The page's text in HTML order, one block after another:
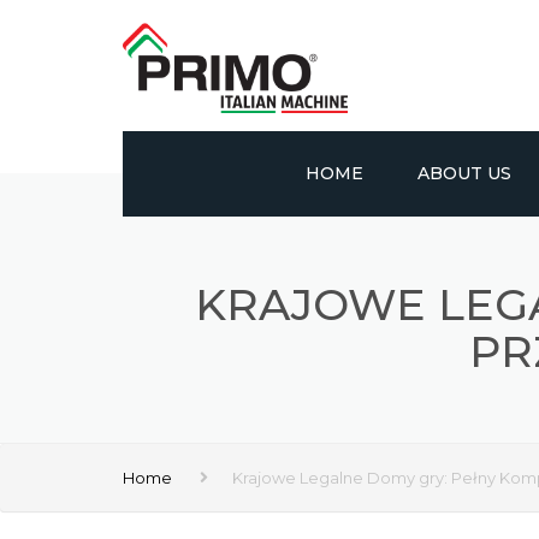
HOME ABOUT US
VISION AND
CERTIFICATES
KRAJOWE
Home Krajowe Legalne Domy gry: Pełny